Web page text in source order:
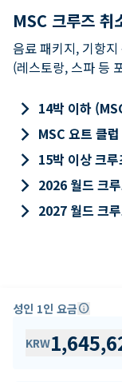
MSC 크루즈 취
음료 패키지, 기항
(레스토랑, 스파 등
keyboard_arrow_right 14박 이하
keyboard_arrow_right MSC 요트 클
keyboard_arrow_right 15박 이상 크루
keyboard_arrow_right 2026 월드 크
keyboard_arrow_right 2027 월드 크
성인 1인 요금info
KRW